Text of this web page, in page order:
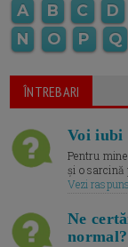
A B C D
N
O P Q
ÎNTREBARI
Voi iubi
Pentru
și o sarcină
Vezi
Ne
normal?